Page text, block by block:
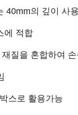
40mm의 깊이 사
에 적합
질을 혼합하여 손
스로 활용가능